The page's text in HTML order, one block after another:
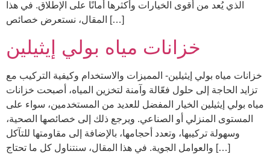
الذي يُعد من أقوى الخيارات وأكثرها أمانًا على الإطلاق. في هذا
المقال، نستعرض خصائص […]
خزانات مياه بولي إيثيلين
خزانات مياه بولي إيثيلين- المميزات والاستخدام وكيفية التركيب مع
تزايد الحاجة إلى حلول فعّالة وآمنة لتخزين المياه، أصبحت خزانات
مياه بولي إيثيلين الخيار المفضل للعديد من المستخدمين، سواء على
المستوى المنزلي أو الصناعي. ويرجع ذلك إلى خصائصها الصحية،
وسهولة تركيبها، وتعدد أحجامها، بالإضافة إلى مقاومتها للتآكل
والعوامل الجوية. في هذا المقال، سنتناول كل ما تحتاج […]